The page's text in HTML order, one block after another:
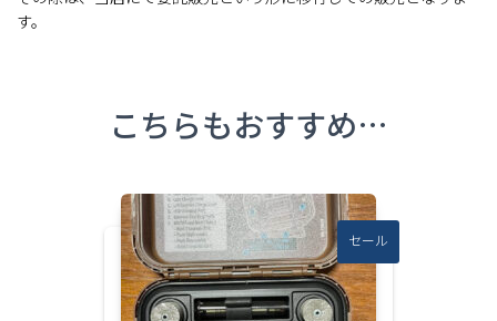
す。
こちらもおすすめ…
セール